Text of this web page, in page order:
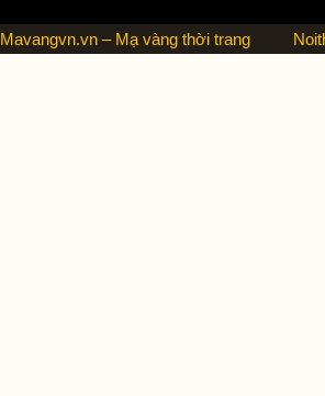
Mavangvn.vn – Mạ vàng thời trang